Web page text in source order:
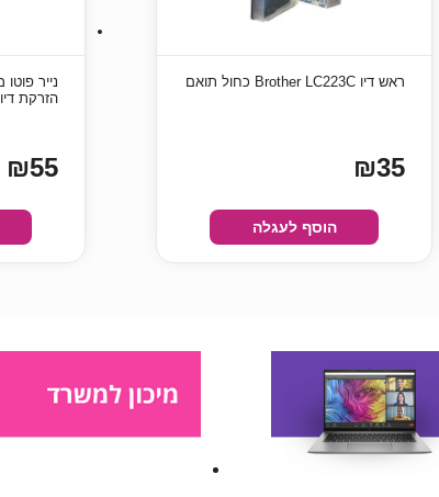
ראש דיו Brother LC223C כחול תואם
₪35
הוסף לעגלה
הזרקת דיו 180 גרם
₪55